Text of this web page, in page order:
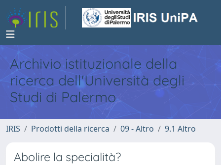
Archivio istituzionale della
ricerca dell'Università degli
Studi di Palermo
IRIS Prodotti della ricerca 09 - Altro 9.1 Altro
Abolire la specialità?